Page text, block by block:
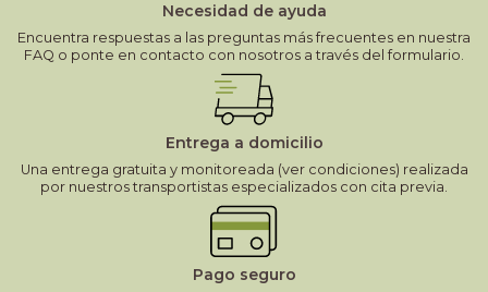
Necesidad de ayuda
Encuentra respuestas a las preguntas más frecuentes en nuestra
FAQ o ponte en contacto con nosotros a través del formulario.
Entrega a domicilio
Una entrega gratuita y monitoreada (ver condiciones) realizada
por nuestros transportistas especializados con cita previa.
Pago seguro